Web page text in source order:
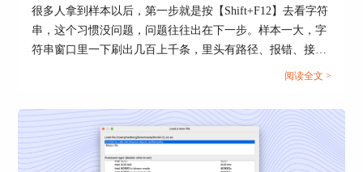
定用哪个入口去核。Hex-Rays既给了导出窗口，也
给了【Jump to file offset】和【Address details】这
些配套视图，本身就是在告诉你，这几类地址不能
这点如果不改，后面很容易一直误判。官方已经说
明过导出窗口条目会按函数、数据、未定义等类型
区分，再加上PE还支持转发导出，所以它更像是一
很多人拿到样本以后，第一步就是按【Shift+F12】去看字符
串，这个习惯没问题，问题往往出在下一步。样本一大，字
符串窗口里一下刷出几百上千条，里头有路径、报错、接口
名、域名，也夹着一堆零散字符和无关文本。这个时候如果
Rays的说明其实已经把思路讲得很清楚，字符串窗口不是只
能拿来“看结果”，它前面可以先收扫描条件，打开以后还可
以再做列表过滤，所以结果太多时，关键不是翻得更快，而
是先把范围缩对。...
阅读全文 >